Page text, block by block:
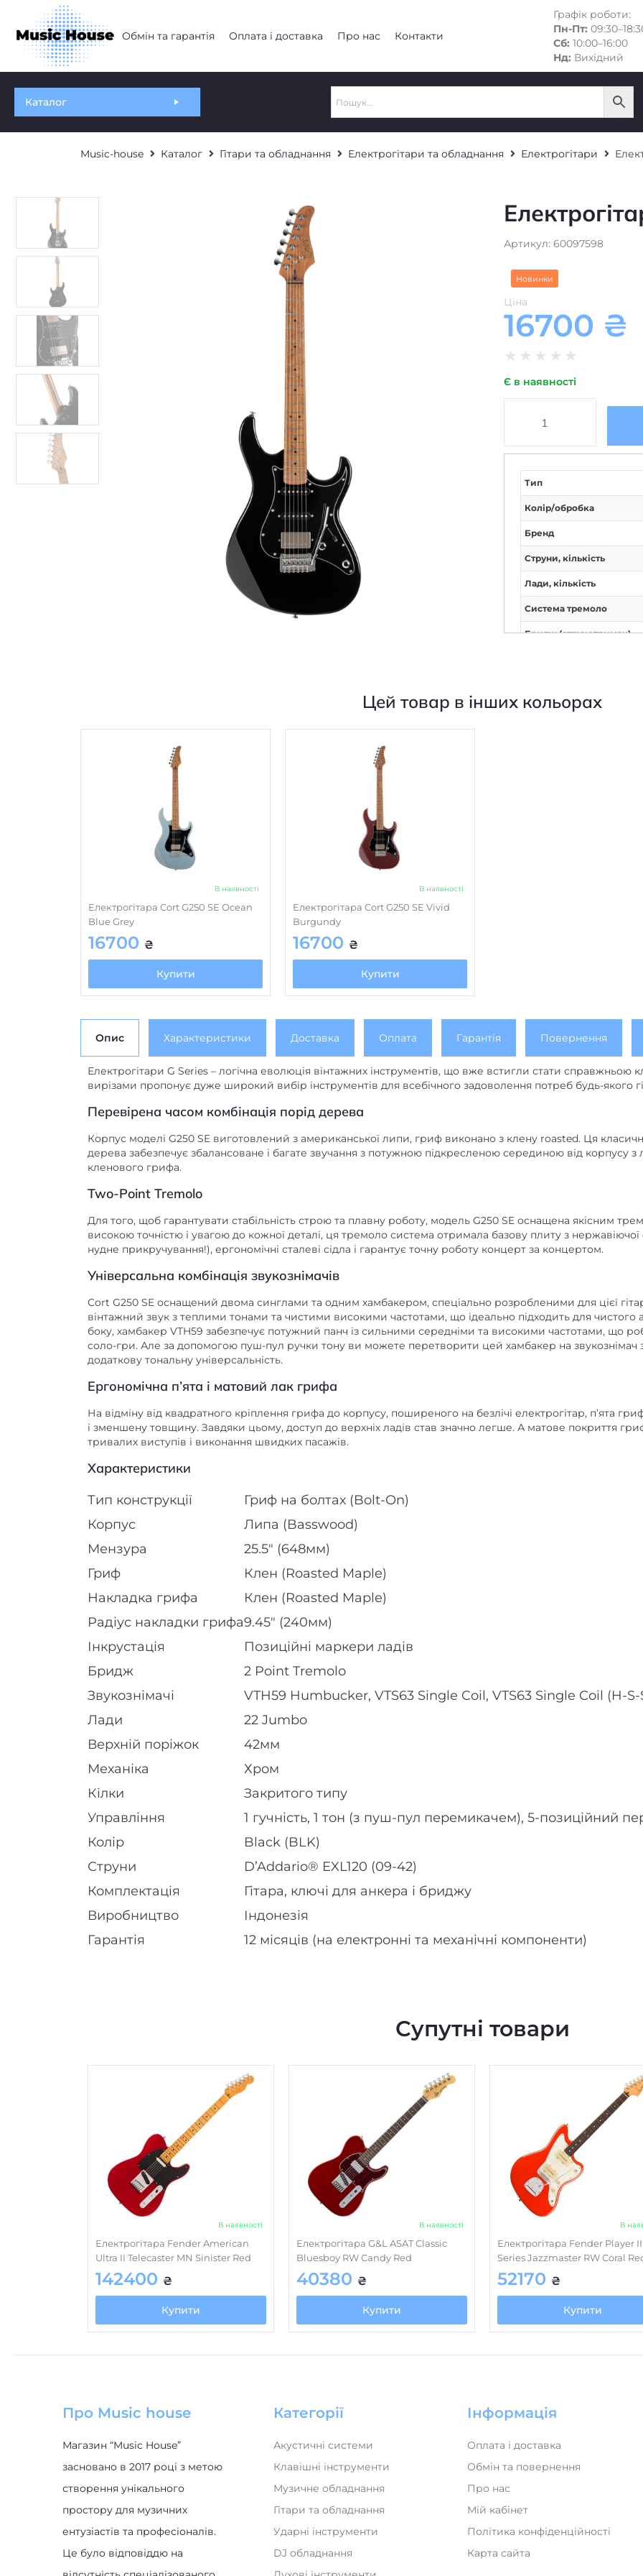
Обмін та гарантія Оплата і доставка Про нас Контакти
Графік роботи:
Пн-Пт:
Сб: 10:00–16:00
Нд: Вихідний
Каталог
Music-house Каталог Гітари та обладнання Електрогітари та обладнання Електрогітари
Артикул: 60097598
Новинки
Ціна
16700 ₴
★ ★ ★ ★ ★
Є в наявності
Тип
Колір/обробка
Бренд
Струни, кількість
Лади, кількість
Система тремоло
Бридж (струнотримач)
Гриф
Цей товар в інших кольорах
В наявності
Електрогітара Cort G250 SE Ocean
Blue Grey
16700 ₴
Купити
В наявності
Електрогітара Cort G250 SE Vivid
Burgundy
16700 ₴
Купити
Опис Характеристики Доставка Оплата Гарантія Повернення
Електрогітари G Series – логічна еволюція вінтажних інструментів, що вже встигли стати справжньою
вирізами пропонує дуже широкий вибір інструментів для всебічного задоволення потреб будь-якого
Перевірена часом комбінація порід дерева
Корпус моделі G250 SE виготовлений з американської липи, гриф виконано з клену roasted. Ця
дерева забезпечує збалансоване і багате звучання з потужною підкресленою серединою від корпусу
кленового грифа.
Two-Point Tremolo
Для того, щоб гарантувати стабільність строю та плавну роботу, модель G250 SE оснащена якісним
високою точністю і увагою до кожної деталі, ця тремоло система отримала базову плиту з
нудне прикручування!), ергономічні сталеві сідла і гарантує точну роботу концерт за концертом.
Універсальна комбінація звукознімачів
Cort G250 SE оснащений двома синглами та одним хамбакером, спеціально розробленими для цієї
вінтажний звук з теплими тонами та чистими високими частотами, що ідеально підходить для чистого
боку, хамбакер VTH59 забезпечує потужний панч із сильними середніми та високими частотами, що
соло-гри. Але за допомогою пуш-пул ручки тону ви можете перетворити цей хамбакер на
додаткову тональну універсальність.
Ергономічна п’ята і матовий лак грифа
На відміну від квадратного кріплення грифа до корпусу, поширеного на безлічі електрогітар, п’ята
і зменшену товщину. Завдяки цьому, доступ до верхніх ладів став значно легше. А матове покриття
тривалих виступів і виконання швидких пасажів.
Характеристики
Тип конструкції
Гриф на болтах (Bolt-On)
Корпус
Липа (Basswood)
Мензура
25.5″ (648мм)
Гриф
Клен (Roasted Maple)
Накладка грифа
Клен (Roasted Maple)
Радіус накладки грифа9.45″ (240мм)
Інкрустація
Позиційні маркери ладів
Бридж
2 Point Tremolo
Звукознімачі
VTH59 Humbucker, VTS63 Single Coil, VTS63 Single Coil (H-S-
Лади
22 Jumbo
Верхній поріжок
42мм
Механіка
Хром
Кілки
Закритого типу
Управління
1 гучність, 1 тон (з пуш-пул перемикачем), 5-позиційний
Колір
Black (BLK)
Струни
D’Addario® EXL120 (09-42)
Комплектація
Гітара, ключі для анкера і бриджу
Виробництво
Індонезія
Гарантія
12 місяців (на електронні та механічні компоненти)
Супутні товари
В наявності
Електрогітара Fender American
Ultra II Telecaster MN Sinister Red
142400 ₴
Купити
В наявності
Електрогітара G&L ASAT Classic
Bluesboy RW Candy Red
40380 ₴
Купити
В
Електрогітара Fender Player II
Series Jazzmaster RW Coral
52170 ₴
Купити
Про Music house
Магазин “Music House”
засновано в 2017 році з метою
створення унікального
простору для музичних
ентузіастів та професіоналів.
Це було відповіддю на
Категорії
Акустичні системи
Клавішні інструменти
Музичне обладнання
Гітари та обладнання
Ударні інструменти
DJ обладнання
Інформація
Оплата і доставка
Обмін та повернення
Про нас
Мій кабінет
Політика конфіденційності
Карта сайта